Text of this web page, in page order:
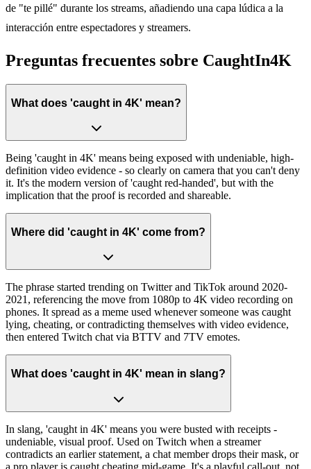
de "te pillé" durante los streams, añadiendo una capa lúdica a la
interacción entre espectadores y streamers.
Preguntas frecuentes sobre CaughtIn4K
What does 'caught in 4K' mean?
Being 'caught in 4K' means being exposed with undeniable, high-
definition video evidence - so clearly on camera that you can't deny
it. It's the modern version of 'caught red-handed', but with the
implication that the proof is recorded and shareable.
Where did 'caught in 4K' come from?
The phrase started trending on Twitter and TikTok around 2020-
2021, referencing the move from 1080p to 4K video recording on
phones. It spread as a meme used whenever someone was caught
lying, cheating, or contradicting themselves with video evidence,
then entered Twitch chat via BTTV and 7TV emotes.
What does 'caught in 4K' mean in slang?
In slang, 'caught in 4K' means you were busted with receipts -
undeniable, visual proof. Used on Twitch when a streamer
contradicts an earlier statement, a chat member drops their mask, or
a pro player is caught cheating mid-game. It's a playful call-out, not